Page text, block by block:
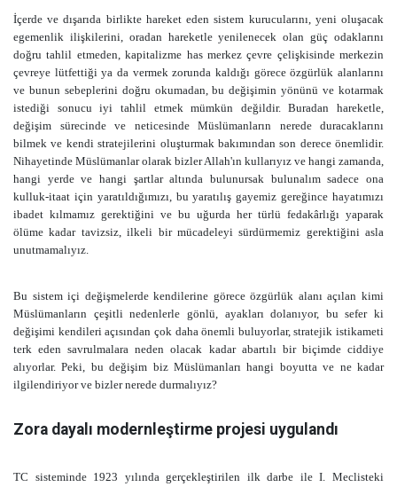
İçerde ve dışarıda birlikte hareket eden sistem kurucularını, yeni oluşacak
egemenlik ilişkilerini, oradan hareketle yenilenecek olan güç odaklarını
doğru tahlil etmeden, kapitalizme has merkez çevre çelişkisinde merkezin
çevreye lütfettiği ya da vermek zorunda kaldığı görece özgürlük alanlarını
ve bunun sebeplerini doğru okumadan, bu değişimin yönünü ve kotarmak
istediği sonucu iyi tahlil etmek mümkün değildir. Buradan hareketle,
değişim sürecinde ve neticesinde Müslümanların nerede duracaklarını
bilmek ve kendi stratejilerini oluşturmak bakımından son derece önemlidir.
Nihayetinde Müslümanlar olarak bizler Allah'ın kullarıyız ve hangi zamanda,
hangi yerde ve hangi şartlar altında bulunursak bulunalım sadece ona
kulluk-itaat için yaratıldığımızı, bu yaratılış gayemiz gereğince hayatımızı
ibadet kılmamız gerektiğini ve bu uğurda her türlü fedakârlığı yaparak
ölüme kadar tavizsiz, ilkeli bir mücadeleyi sürdürmemiz gerektiğini asla
unutmamalıyız.
Bu sistem içi değişmelerde kendilerine görece özgürlük alanı açılan kimi
Müslümanların çeşitli nedenlerle gönlü, ayakları dolanıyor, bu sefer ki
değişimi kendileri açısından çok daha önemli buluyorlar, stratejik istikameti
terk eden savrulmalara neden olacak kadar abartılı bir biçimde ciddiye
alıyorlar. Peki, bu değişim biz Müslümanları hangi boyutta ve ne kadar
ilgilendiriyor ve bizler nerede durmalıyız?
Zora dayalı modernleştirme projesi uygulandı
TC sisteminde 1923 yılında gerçekleştirilen ilk darbe ile I. Meclisteki